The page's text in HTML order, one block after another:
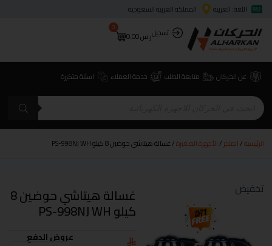
اللغة: العربية
المملكة العربية السعودية
تسجيلر.س0.00
0
عن الحركان متابعة الطلب خدمة العملاء اسئلة متكررة
الرئيسية/المتجر/الأجهزة الصغيرة/ غسالة هيتاشي حوضين 8 كيلو PS-998NJ WH
تخفيض غسالة هيتاشي حوضين 8
كيلو PS-998NJ WH
عروض الدفع